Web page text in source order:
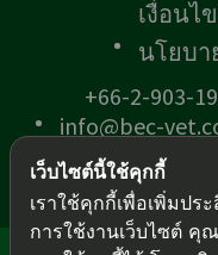
เงื่อนไ
นโยบา
+66-2-903-
info@bec-
เว็บไซต์นี้ใช้คุกกี้
เราใช้คุกกี้เพื่อเพิ่มป
การใช้งานเว็บไซต์ คุ